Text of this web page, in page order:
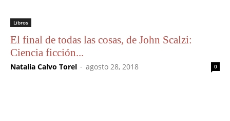
Libros
El final de todas las cosas, de John Scalzi:
Ciencia ficción...
Natalia Calvo Torel - agosto 28, 2018 0